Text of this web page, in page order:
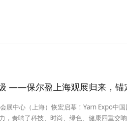
——保尔盈上海观展归来，锚
中心（上海）恢宏启幕！Yarn Expo中
，奏响了科技、时尚、绿色、健康四重交